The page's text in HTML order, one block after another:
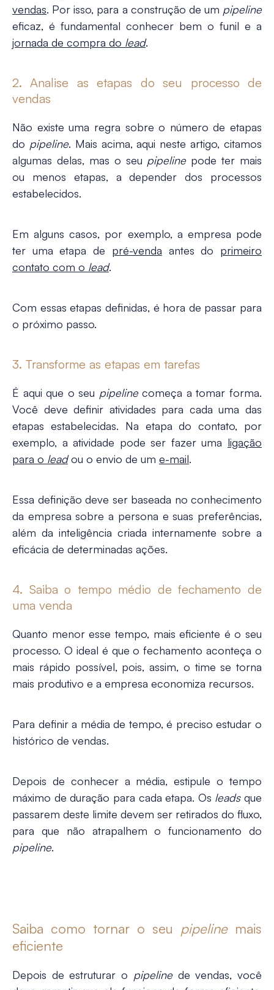
vendas. Por isso, para a construção de um pipeline
eficaz, é fundamental conhecer bem o funil e a
jornada de compra do lead.
2. Analise as etapas do seu processo de
vendas
Não existe uma regra sobre o número de etapas
do pipeline. Mais acima, aqui neste artigo, citamos
algumas delas, mas o seu pipeline pode ter mais
ou menos etapas, a depender dos processos
estabelecidos.
Em alguns casos, por exemplo, a empresa pode
ter uma etapa de pré-venda antes do primeiro
contato com o lead.
Com essas etapas definidas, é hora de passar para
o próximo passo.
3. Transforme as etapas em tarefas
É aqui que o seu pipelinecomeça a tomar forma.
Você deve definir atividades para cada uma das
etapas estabelecidas. Na etapa do contato, por
exemplo, a atividade pode ser fazer uma ligação
para o leadou o envio de um e-mail.
Essa definição deve ser baseada no conhecimento
da empresa sobre a persona e suas preferências,
além da inteligência criada internamente sobre a
eficácia de determinadas ações.
4. Saiba o tempo médio de fechamento de
uma venda
Quanto menor esse tempo, mais eficiente é o seu
processo. O ideal é que o fechamento aconteça o
mais rápido possível, pois, assim, o time se torna
mais produtivo e a empresa economiza recursos.
Para definir a média de tempo, é preciso estudar o
histórico de vendas.
Depois de conhecer a média, estipule o tempo
máximo de duração para cada etapa. Os leads que
passarem deste limite devem ser retirados do fluxo,
para que não atrapalhem o funcionamento do
pipeline.
Saiba como tornar o seu pipeline mais
eficiente
Depois de estruturar o pipeline de vendas, você